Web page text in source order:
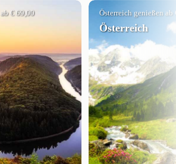
€ 69,00 Österreich genießen ab
Österreich